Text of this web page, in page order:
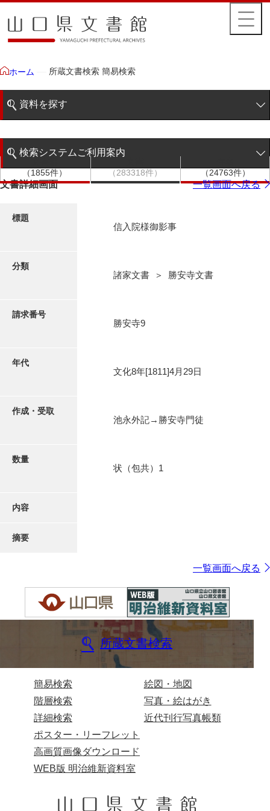
ホーム 所蔵文書検索 簡易検索
資料を探す
階層検索
写真・絵はがき
近代刊行写真帳類
検索システムご利用案内
検索システムの利用について
（1855件）
（283318件）
（24763件）
文書詳細画面 一覧画面へ戻る
標題
信入院様御影事
分類
諸家文書 ＞ 勝安寺文書
請求番号
勝安寺9
年代
文化8年[1811]4月29日
作成・受取
池永外記→勝安寺門徒
数量
状（包共）1
内容
摘要
一覧画面へ戻る
所蔵文書検索
簡易検索
階層検索
詳細検索
絵図・地図
写真・絵はがき
近代刊行写真帳類
ポスター・リーフレット
高画質画像ダウンロード
WEB版 明治維新資料室